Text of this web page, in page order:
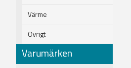
Värme
Övrigt
Varumärken